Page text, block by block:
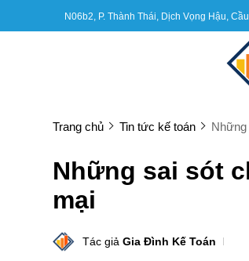
N06b2, P. Thành Thái, Dịch Vọng Hậu,
Trang chủ Tin tức kế toán
Những sai sót
mại
Tác giả Gia Đình Kế Toán